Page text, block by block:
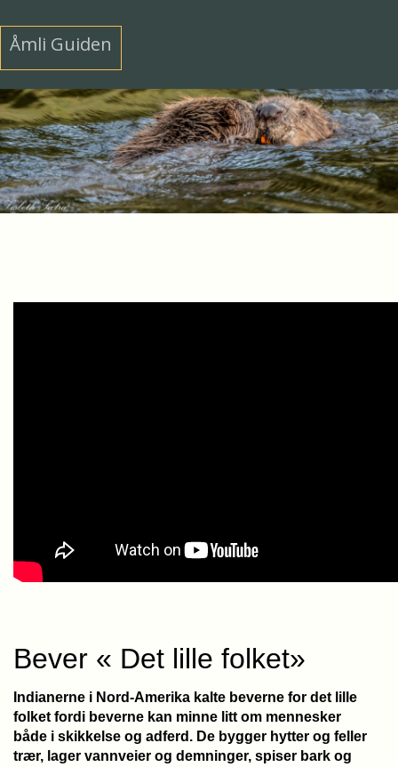
Åmli Guiden
Bever « Det lille folket»
Indianerne i Nord-Amerika kalte beverne for det lille
folket fordi beverne kan minne litt om mennesker
både i skikkelse og adferd. De bygger hytter og feller
trær, lager vannveier og demninger, spiser bark og